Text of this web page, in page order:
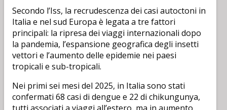
Secondo l’Iss, la recrudescenza dei casi autoctoni in
Italia e nel sud Europa è legata a tre fattori
principali: la ripresa dei viaggi internazionali dopo
la pandemia, l’espansione geografica degli insetti
vettori e l’aumento delle epidemie nei paesi
tropicali e sub-tropicali.
Nei primi sei mesi del 2025, in Italia sono stati
confermati 68 casi di dengue e 22 di chikungunya,